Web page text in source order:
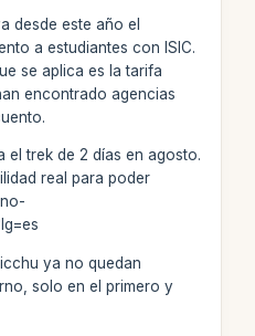
desde este año el
a estudiantes con ISIC.
se aplica es la tarifa
encontrado agencias
el trek de 2 días en agosto.
real para poder
ya no quedan
solo en el primero y